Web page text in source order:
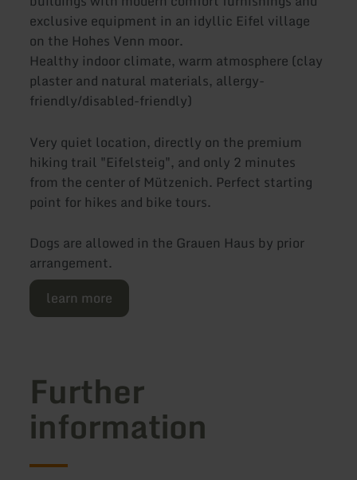
exclusive equipment in an idyllic Eifel village
on the Hohes Venn moor.
Healthy indoor climate, warm atmosphere (clay
plaster and natural materials, allergy-
friendly/disabled-friendly)
Very quiet location, directly on the premium
hiking trail "Eifelsteig", and only 2 minutes
from the center of Mützenich. Perfect starting
point for hikes and bike tours.
Dogs are allowed in the Grauen Haus by prior
arrangement.
learn more
Further
information